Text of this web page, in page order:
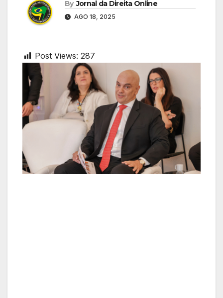
By Jornal da Direita Online
AGO 18, 2025
Post Views: 287